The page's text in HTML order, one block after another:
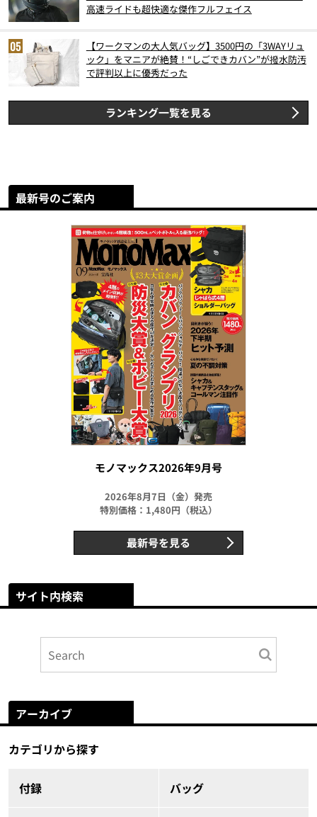
高速ライドも超快適な傑作フルフェイス
【ワークマンの大人気バッグ】3500円の「3WAYリュ
ック」をマニアが絶賛！“しごできカバン”が撥水防汚
で評判以上に優秀だった
ランキング一覧を見る
最新号のご案内
モノマックス2026年9月号
2026年8月7日（金）発売
特別価格：1,480円（税込）
最新号を見る
サイト内検索
アーカイブ
カテゴリから探す
付録 バッグ